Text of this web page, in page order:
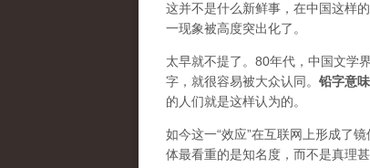
这并不是什么新鲜事，在中国这样
一现象被高度突出化了。
太早就不提了。80年代，中国文学
字，就很容易被大众认同。 铅字意
的人们就是这样认为的。
如今这一“效应”在互联网上形成了
体最看重的是知名度，而不是真理甚